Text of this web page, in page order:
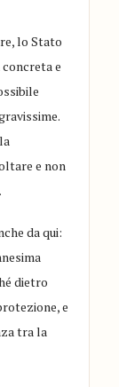
lo Stato
e
e non
da qui:
dietro
e
tra la